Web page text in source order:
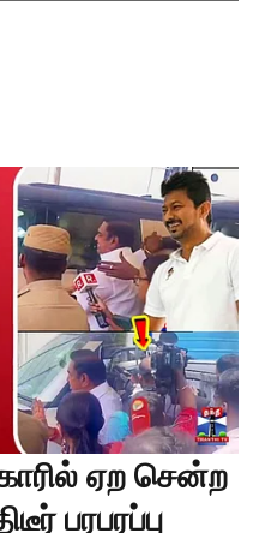
ஏற சென்ற
பரபரப்பு